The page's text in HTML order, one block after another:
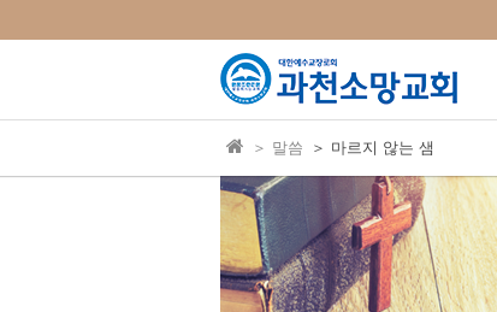
＞ 말씀 ＞ 마르지 않는 샘
Sketchbook5, 스케치북5
Sketchbook5, 스케치북5
Sketchbook5, 스케치북5
Sketchbook5, 스케치북5